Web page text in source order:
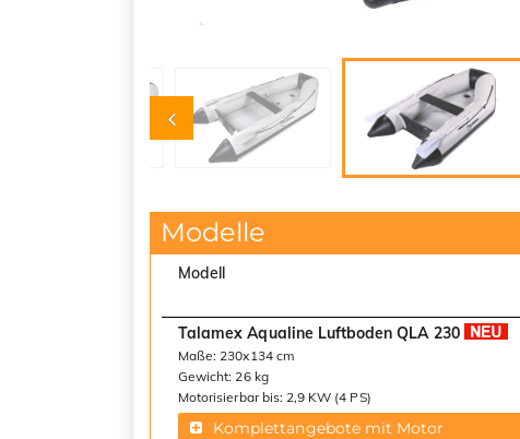
Modelle
Modell
Talamex Aqualine Luftboden QLA 230
Maße: 230x134 cm
Gewicht: 26 kg
Motorisierbar bis: 2,9 KW (4 PS)
Komplettangebote mit Motor